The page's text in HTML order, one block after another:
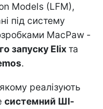
Models (LFM),
під систему
MacPaw -
запуску Elixта
.
реалізують
системний ШІ-